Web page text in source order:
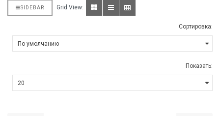
SIDEBAR Grid View:
Сортировка:
Показать: